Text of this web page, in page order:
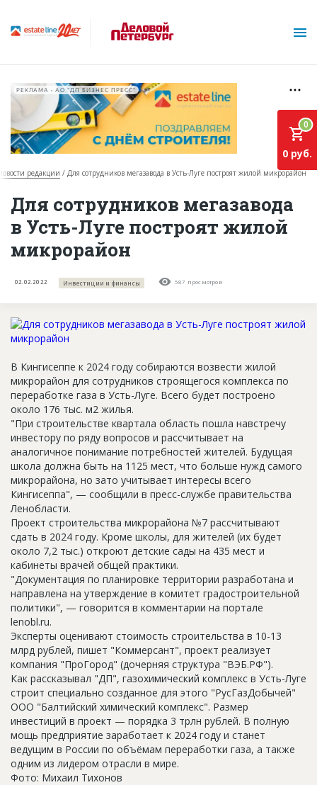
О проекте
Горячие объекты
База строящихся объектов
Инвестпроекты
Глоссарий
Новости
Пресс-релизы
Правила работы
Контакты
Личный кабинет
РЕКЛАМА • АО "ДП БИЗНЕС ПРЕСС"
редакции Для сотрудников мегазавода в Усть-Луге построят жилой микрорайон
Для сотрудников мегазавода
в Усть-Луге построят жилой
микрорайон
02.02.2022 Инвестиции и финансы 587 просмотров
0
0 руб.
В Кингисеппе к 2024 году собираются возвести жилой
микрорайон для сотрудников строящегося комплекса по
переработке газа в Усть-Луге. Всего будет построено
около 176 тыс. м2 жилья.
"При строительстве квартала область пошла навстречу
инвестору по ряду вопросов и рассчитывает на
аналогичное понимание потребностей жителей. Будущая
школа должна быть на 1125 мест, что больше нужд самого
микрорайона, но зато учитывает интересы всего
Кингисеппа", — сообщили в пресс-службе правительства
Ленобласти.
Проект строительства микрорайона №7 рассчитывают
сдать в 2024 году. Кроме школы, для жителей (их будет
около 7,2 тыс.) откроют детские сады на 435 мест и
кабинеты врачей общей практики.
"Документация по планировке территории разработана и
направлена на утверждение в комитет градостроительной
политики", — говорится в комментарии на портале
lenobl.ru.
Эксперты оценивают стоимость строительства в 10-13
млрд рублей, пишет "Коммерсант", проект реализует
компания "ПроГород" (дочерняя структура "ВЭБ.РФ").
Как рассказывал "ДП", газохимический комплекс в Усть-Луге
строит специально созданное для этого "РусГазДобычей"
ООО "Балтийский химический комплекс". Размер
инвестиций в проект — порядка 3 трлн рублей. В полную
мощь предприятие заработает к 2024 году и станет
ведущим в России по объёмам переработки газа, а также
одним из лидером отрасли в мире.
Фото: Михаил Тихонов